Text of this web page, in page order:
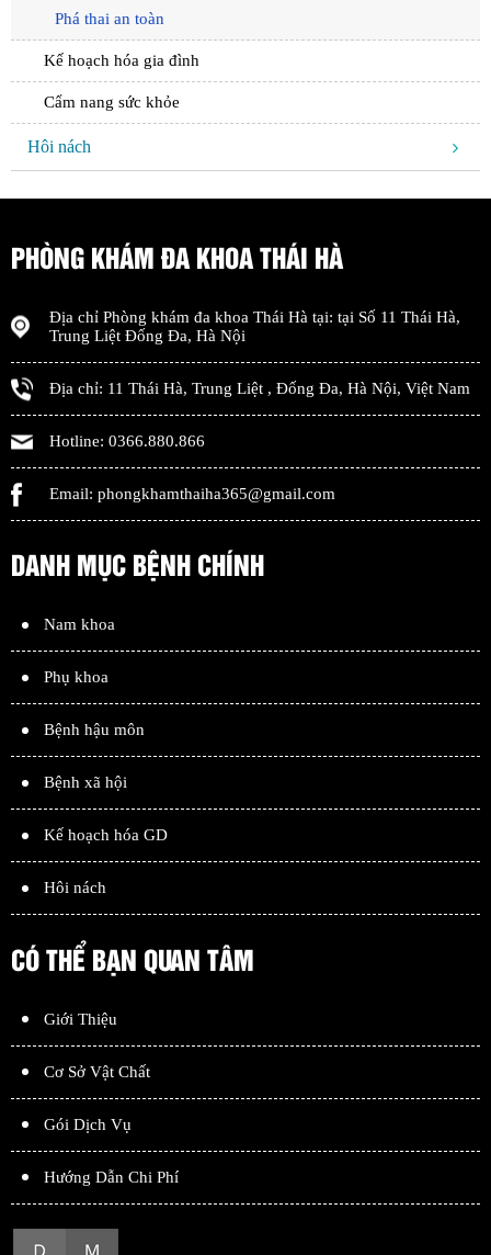
Phá thai an toàn
Kế hoạch hóa gia đình
Cẩm nang sức khỏe
Hôi nách
PHÒNG KHÁM ĐA KHOA THÁI HÀ
Địa chỉ Phòng khám đa khoa Thái Hà tại: tại Số 11 Thái Hà,
Trung Liệt Đống Đa, Hà Nội
Địa chỉ: 11 Thái Hà, Trung Liệt , Đống Đa, Hà Nội, Việt Nam
Hotline: 0366.880.866
Email: phongkhamthaiha365@gmail.com
DANH MỤC BỆNH CHÍNH
Nam khoa
Phụ khoa
Bệnh hậu môn
Bệnh xã hội
Kế hoạch hóa GD
Hôi nách
CÓ THỂ BẠN QUAN TÂM
Giới Thiệu
Cơ Sở Vật Chất
Gói Dịch Vụ
Hướng Dẫn Chi Phí